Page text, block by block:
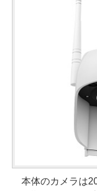
本体のカメラは